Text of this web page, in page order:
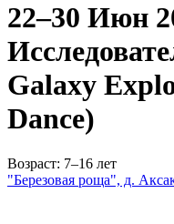
22–30 Июн
Galaxy
Dance)
Возраст: 7–16 лет
"Березовая роща", д.